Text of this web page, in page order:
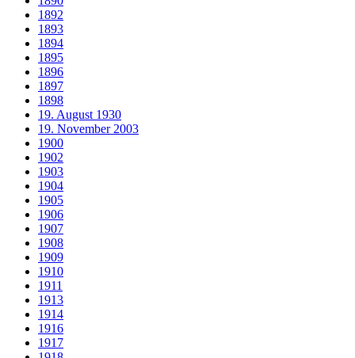
1892
1893
1894
1895
1896
1897
1898
19. August 1930
19. November 2003
1900
1902
1903
1904
1905
1906
1907
1908
1909
1910
1911
1913
1914
1916
1917